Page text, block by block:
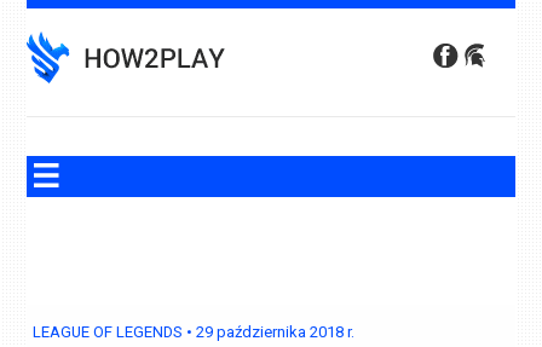
to
content
LEAGUE OF LEGENDS •29 października 2018 r.